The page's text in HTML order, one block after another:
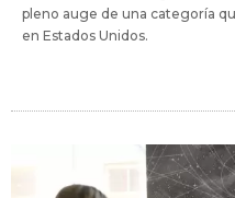
pleno auge de una categoría
en Estados Unidos.